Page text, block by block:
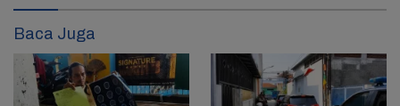
Baca Juga